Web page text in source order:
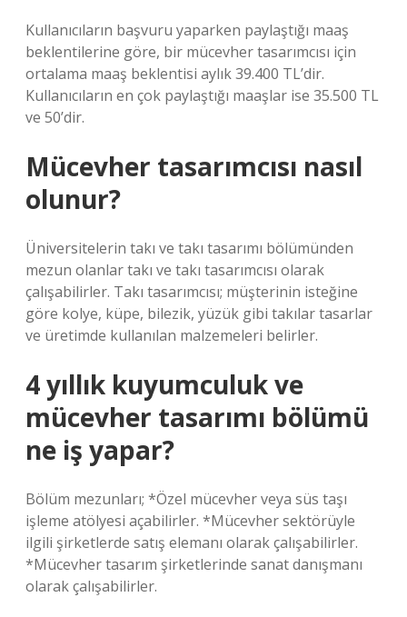
Kullanıcıların başvuru yaparken paylaştığı maaş
beklentilerine göre, bir mücevher tasarımcısı için
ortalama maaş beklentisi aylık 39.400 TL’dir.
Kullanıcıların en çok paylaştığı maaşlar ise 35.500 TL
ve 50’dir.
Mücevher tasarımcısı nasıl
olunur?
Üniversitelerin takı ve takı tasarımı bölümünden
mezun olanlar takı ve takı tasarımcısı olarak
çalışabilirler. Takı tasarımcısı; müşterinin isteğine
göre kolye, küpe, bilezik, yüzük gibi takılar tasarlar
ve üretimde kullanılan malzemeleri belirler.
4 yıllık kuyumculuk ve
mücevher tasarımı bölümü
ne iş yapar?
Bölüm mezunları; *Özel mücevher veya süs taşı
işleme atölyesi açabilirler. *Mücevher sektörüyle
ilgili şirketlerde satış elemanı olarak çalışabilirler.
*Mücevher tasarım şirketlerinde sanat danışmanı
olarak çalışabilirler.